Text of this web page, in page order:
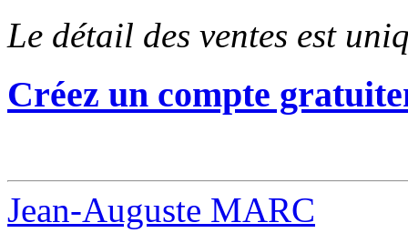
Le détail des ventes est
Créez un compte
Jean-Auguste MARC